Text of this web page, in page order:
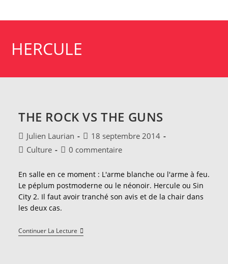
HERCULE
THE ROCK VS THE GUNS
Auteur/autrice
de
Julien Laurian
Publication
publiée :
18 septembre 2014
PostCulture
Commentaires
publication :
0 commentaire
En salle en ce moment : L'arme blanche ou l'arme à feu.
Le péplum postmoderne ou le néonoir. Hercule ou Sin
City 2. Il faut avoir tranché son avis et de la chair dans
les deux cas.
Continuer La LectureThe
Rock